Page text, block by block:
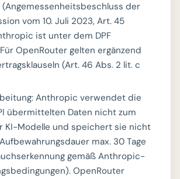
(Angemessenheitsbeschluss der
vom 10. Juli 2023, Art. 45
ist unter dem DPF
OpenRouter gelten ergänzend
(Art. 46 Abs. 2 lit. c
Anthropic verwendet die
übermittelten Daten nicht zum
KI-Modelle und speichert sie nicht
max. 30 Tage
gemäß Anthropic-
OpenRouter